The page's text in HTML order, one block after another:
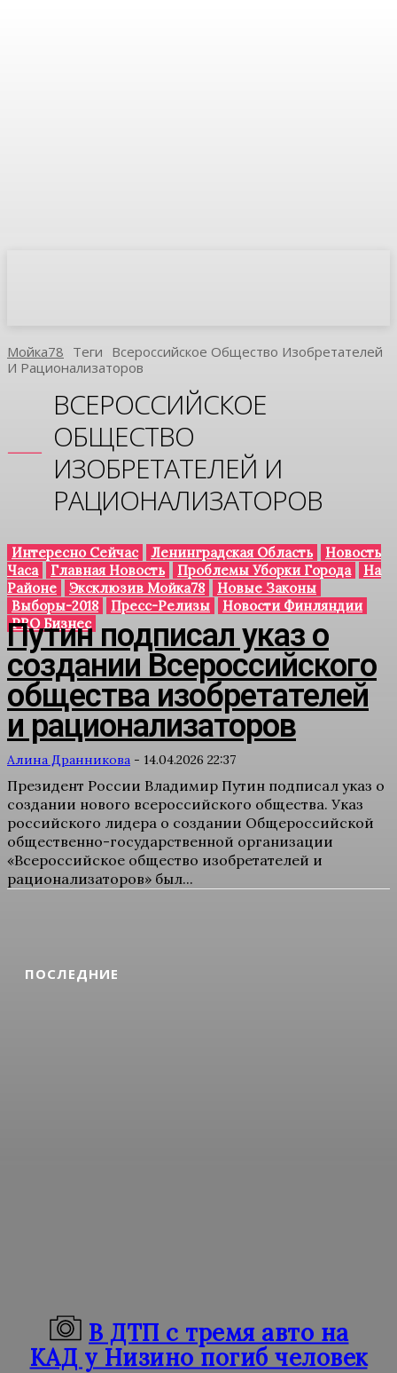
ПОСЛЕДНИЕ
В ДТП с тремя авто на
КАД у Низино погиб человек
Мойка78 Теги Всероссийское Общество Изобретателей
И Рационализаторов
ВСЕРОССИЙСКОЕ
ОБЩЕСТВО
ИЗОБРЕТАТЕЛЕЙ И
РАЦИОНАЛИЗАТОРОВ
Интересно Сейчас Ленинградская Область
Новость
Часа
Главная Новость Проблемы Уборки Города
На
Районе
Эксклюзив Мойка78
Новые Законы
Выборы-2018
Пресс-Релизы
Новости Финляндии
PRO Бизнес
Путин подписал указ о
создании Всероссийского
общества изобретателей
и рационализаторов
Алина Дранникова - 14.04.2026 22:37
Президент России Владимир Путин подписал указ о
создании нового всероссийского общества. Указ
российского лидера о создании Общероссийской
общественно-государственной организации
«Всероссийское общество изобретателей и
рационализаторов» был...